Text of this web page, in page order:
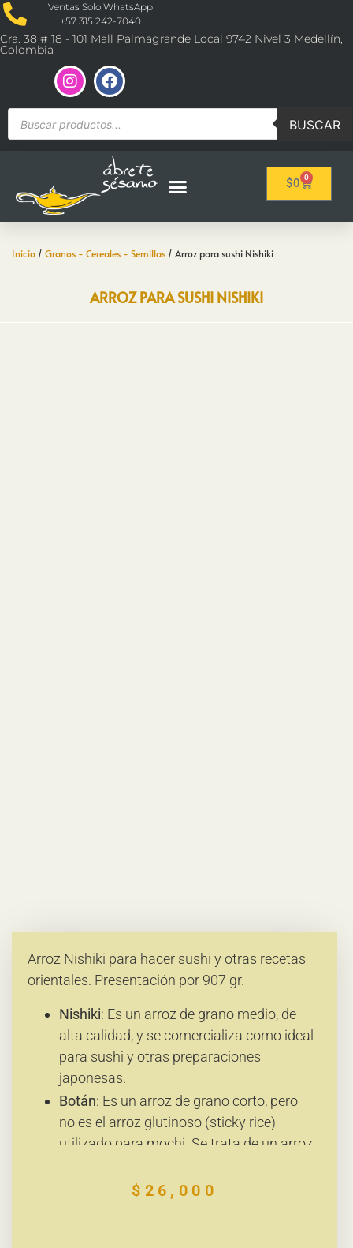
Ventas Solo WhatsApp
+57 315 242-7040
Cra. 38 # 18 - 101 Mall Palmagrande Local 9742 Nivel 3 Medellín,
Colombia
BUSCAR
$0 0
Inicio / Granos - Cereales - Semillas / Arroz para sushi Nishiki
ARROZ PARA SUSHI NISHIKI
Arroz Nishiki para hacer sushi y otras recetas
orientales. Presentación por 907 gr.
Nishiki: Es un arroz de grano medio, de
alta calidad, y se comercializa como ideal
para sushi y otras preparaciones
japonesas.
Botán: Es un arroz de grano corto, pero
no es el arroz glutinoso (sticky rice)
utilizado para mochi. Se trata de un arroz
en platos cotidianos y recetas japonesas,
$ 26,000